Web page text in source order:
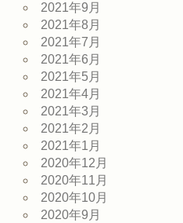
2021年9月
2021年8月
2021年7月
2021年6月
2021年5月
2021年4月
2021年3月
2021年2月
2021年1月
2020年12月
2020年11月
2020年10月
2020年9月